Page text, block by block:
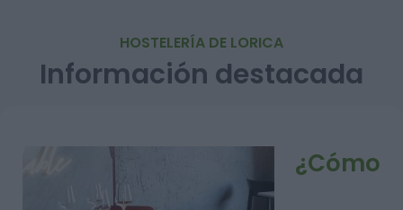
HOSTELERÍA DE LORICA
Información destacada
¿Cómo